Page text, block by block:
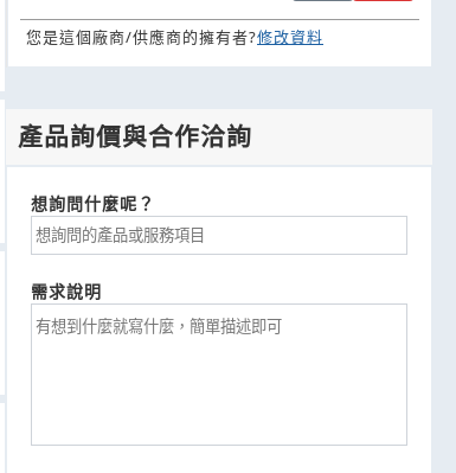
您是這個廠商/供應商的擁有者?修改資料
產品詢價與合作洽詢
想詢問什麼呢？
需求說明